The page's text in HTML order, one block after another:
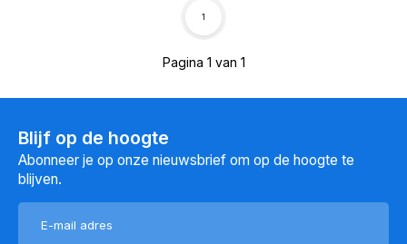
Pagina 1 van 1
1
Blijf op de hoogte
Abonneer je op onze nieuwsbrief om op de hoogte te
blijven.